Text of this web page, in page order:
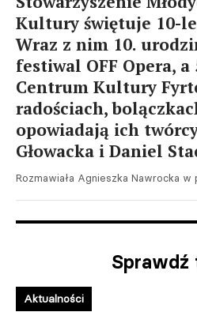
Kultury świętuje 10-
Wraz z nim 10.
festiwal OFF Opera, a
Centrum Kultury
radościach,
opowiadają ich
Głowacka i Daniel
Rozmawiała Agnieszka Nawrocka w
Sprawdź
Aktualności